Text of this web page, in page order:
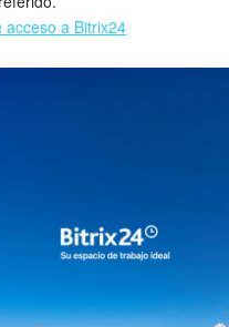
acceso a Bitrix24